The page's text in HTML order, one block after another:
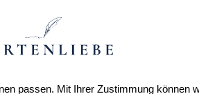
passen. Mit Ihrer Zustimmung können